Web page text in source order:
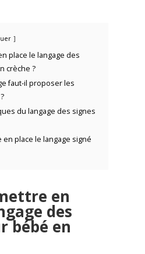
place le langage des
crèche ?
faut-il proposer les
du langage des signes
en place le langage signé
en
des
bébé en